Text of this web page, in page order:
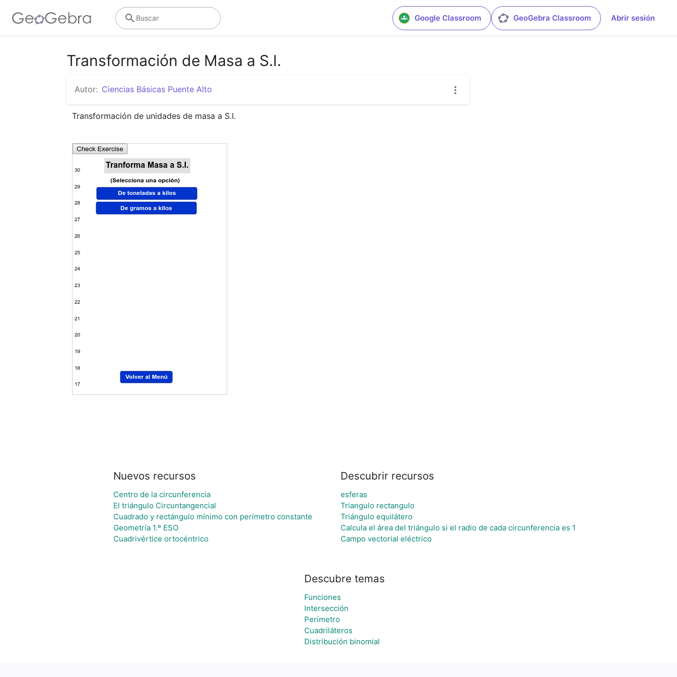
Google Classroom GeoGebra Classroom Abrir sesión
Buscar
Transformación de Masa a S.I.
Autor: Ciencias Básicas Puente Alto
Transformación de unidades de masa a S.I.
Nuevos recursos
Centro de la circunferencia
El triángulo Circuntangencial
Cuadrado y rectángulo mínimo con perímetro constante
Geometría 1.º ESO
Cuadrivértice ortocéntrico
Descubrir recursos
esferas
Triangulo rectangulo
Triángulo equilátero
Calcula el área del triángulo si el radio de cada circunferencia es 1
Campo vectorial eléctrico
Descubre temas
Funciones
Intersección
Perímetro
Cuadriláteros
Distribución binomial